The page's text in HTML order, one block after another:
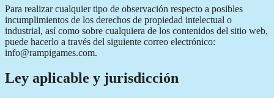
Para realizar cualquier tipo de observación respecto a posibles
incumplimientos de los derechos de propiedad intelectual o
industrial, así como sobre cualquiera de los contenidos del sitio web,
puede hacerlo a través del siguiente correo electrónico:
info@rampigames.com.
Ley aplicable y jurisdicción